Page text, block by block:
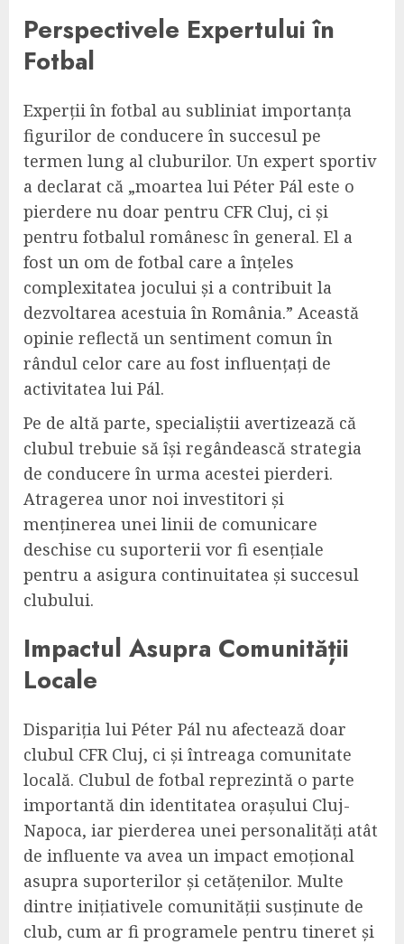
Perspectivele Expertului în
Fotbal
Experții în fotbal au subliniat importanța
figurilor de conducere în succesul pe
termen lung al cluburilor. Un expert sportiv
a declarat că „moartea lui Péter Pál este o
pierdere nu doar pentru CFR Cluj, ci și
pentru fotbalul românesc în general. El a
fost un om de fotbal care a înțeles
complexitatea jocului și a contribuit la
dezvoltarea acestuia în România.” Această
opinie reflectă un sentiment comun în
rândul celor care au fost influențați de
activitatea lui Pál.
Pe de altă parte, specialiștii avertizează că
clubul trebuie să își regândească strategia
de conducere în urma acestei pierderi.
Atragerea unor noi investitori și
menținerea unei linii de comunicare
deschise cu suporterii vor fi esențiale
pentru a asigura continuitatea și succesul
clubului.
Impactul Asupra Comunității
Locale
Dispariția lui Péter Pál nu afectează doar
clubul CFR Cluj, ci și întreaga comunitate
locală. Clubul de fotbal reprezintă o parte
importantă din identitatea orașului Cluj-
Napoca, iar pierderea unei personalități atât
de influente va avea un impact emoțional
asupra suporterilor și cetățenilor. Multe
dintre inițiativele comunității susținute de
club, cum ar fi programele pentru tineret și